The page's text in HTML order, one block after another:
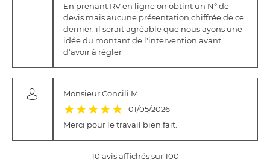
En prenant RV en ligne on obtint un N° de
devis mais aucune présentation chiffrée de ce
dernier; il serait agréable que nous ayons une
idée du montant de l'intervention avant
d'avoir à régler
Monsieur Concili M
(*)
★ (*)
★ (*)
★ (*)
★ (*)
★
01/05/2026
Merci pour le travail bien fait.
10 avis affichés sur 100